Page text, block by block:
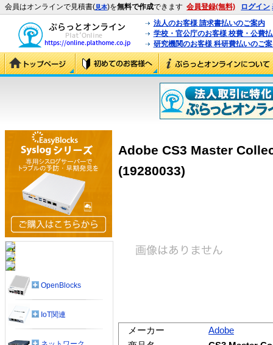
会員はオンラインで見積書(見本)を無料で作成できます 会員登録(無料) ログイン
法人のお客様 請求書払いのご案内
学校・官公庁のお客様 校費・公費
研究機関のお客様 科研費払いのご
Adobe CS3 Master
(19280033)
メーカー
Adobe
OpenBlocks
IoT関連